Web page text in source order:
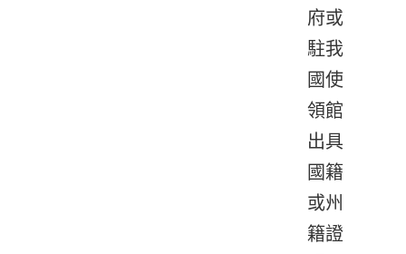
府或
駐我
國使
領館
出具
國籍
或州
籍證